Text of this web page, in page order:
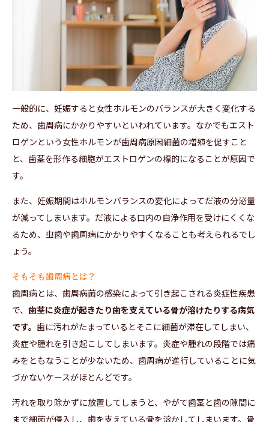
一般的に、妊娠すると女性ホルモンのバランスが大きく変化する
ため、歯周病にかかりやすいといわれています。なかでもエスト
ロゲンという女性ホルモンが歯周病原因細菌の増殖を促すこと
と、歯茎を形作る細胞がエストロゲンの標的になることが原因で
す。
また、妊娠期間はホルモンバランスの変化によってだ液の分泌量
が減ってしまいます。だ液による口内の自浄作用を受けにくくな
るため、虫歯や歯周病にかかりやすくなることも考えられるでし
ょう。
そもそも歯周病とは？
歯周病とは、歯周病菌の感染によって引き起こされる炎症性疾患
で、 歯茎に炎症が起きたり歯を支えている骨が溶けたりする病気
です。 歯に汚れがたまっているとそこに細菌が滞在してしまい、
炎症や腫れを引き起こしてしまいます。炎症や腫れの段階では痛
みをともなうことが少ないため、歯周病が進行していることに気
づかないケースがほとんどです。
汚れを取り除かずに放置してしまうと、やがて歯茎と歯の隙間に
まで細菌が侵入し、歯を支えている骨を溶かしてしまいます。骨